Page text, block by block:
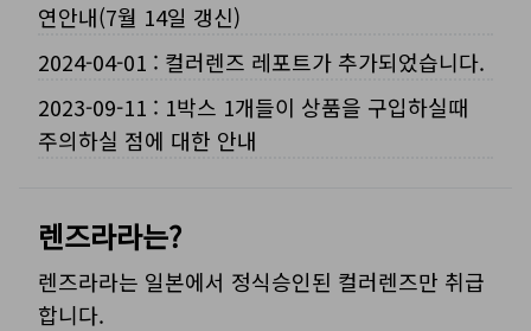
연안내(7월 14일 갱신)
2024-04-01 : 컬러렌즈 레포트가 추가되었습니다.
2023-09-11 : 1박스 1개들이 상품을 구입하실때
주의하실 점에 대한 안내
렌즈라라는?
렌즈라라는 일본에서 정식승인된 컬러렌즈만 취급
합니다.